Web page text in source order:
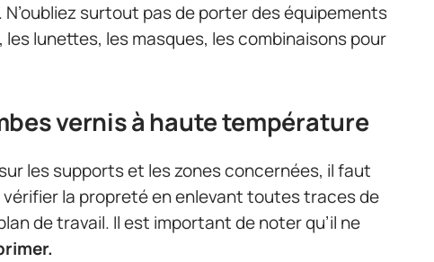
surtout pas de porter des équipements
lunettes, les masques, les combinaisons pour
vernis à haute température
les supports et les zones concernées, il faut
vérifier la propreté en enlevant toutes traces de
de travail. Il est important de noter qu’il ne